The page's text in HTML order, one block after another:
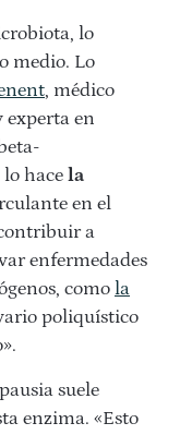
lo
medio. Lo
, médico
experta en
hace la
en el
a
enfermedades
como la
poliquístico
suele
enzima. «Esto